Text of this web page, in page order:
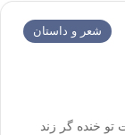
شعر و داستان
تو خنده گر زند